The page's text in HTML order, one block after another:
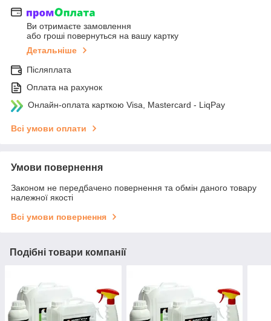
Ви отримаєте замовлення
або гроші повернуться на вашу картку
Детальніше
Післяплата
Оплата на рахунок
Онлайн-оплата карткою Visa, Mastercard - LiqPay
Всі умови оплати
Умови повернення
Законом не передбачено повернення та обмін даного товару
належної якості
Всі умови повернення
Подібні товари компанії